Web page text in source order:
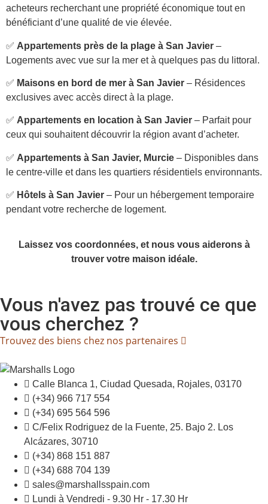
acheteurs recherchant une propriété économique tout en
bénéficiant d’une qualité de vie élevée.
✅ Appartements près de la plage à San Javier –
Logements avec vue sur la mer et à quelques pas du littoral.
✅ Maisons en bord de mer à San Javier – Résidences
exclusives avec accès direct à la plage.
✅ Appartements en location à San Javier – Parfait pour
ceux qui souhaitent découvrir la région avant d’acheter.
✅ Appartements à San Javier, Murcie – Disponibles dans
le centre-ville et dans les quartiers résidentiels environnants.
✅ Hôtels à San Javier – Pour un hébergement temporaire
pendant votre recherche de logement.
Laissez vos coordonnées, et nous vous aiderons à
trouver votre maison idéale.
Vous n'avez pas trouvé ce que
vous cherchez ?
Trouvez des biens chez nos partenaires
Calle Blanca 1, Ciudad Quesada, Rojales, 03170
(+34) 966 717 554
(+34) 695 564 596
C/Felix Rodriguez de la Fuente, 25. Bajo 2. Los
Alcázares, 30710
(+34) 868 151 887
(+34) 688 704 139
sales@marshallsspain.com
Lundi à Vendredi - 9.30 Hr - 17.30 Hr